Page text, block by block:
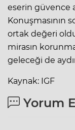
eserin güvence
Konuşmasının
ortak değeri
mirasın
geleceği de
Kaynak: IGF
Yorum